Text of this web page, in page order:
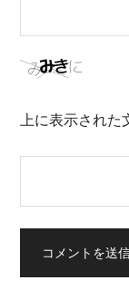
上に表示された